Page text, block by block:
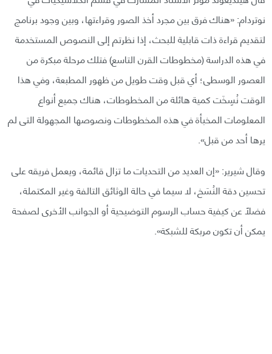
نوتردام: «هناك فرق بين مجرد أخذ الصور وقراءتها، وبين وجود برنامج
لتقديم قراءة ذات قابلية للبحث، إذا نظرتم إلى النصوص المستخدمة
في هذه الدراسة (مخطوطات القرن التاسع) فتلك مرحلة مبكرة من
العصور الوسطى؛ أي قبل وقت طويل من ظهور المطبعة، وفي هذا
الوقت نُسِخَت كمية هائلة من المخطوطات، هناك جميع أنواع
المعلومات المخبأة في هذه المخطوطات ونصوصها المجهولة التى لم
يرها أحد من قبل».
وقال شيرير: «إن العديد من التحديات ما تزال قائمة، ويعمل فريقه على
تحسين دقة النُسَخ، لا سيما في حالة الوثائق التالفة وغير المكتملة،
فضلًا عن كيفية حساب الرسوم التوضيحية أو الجوانب الأخرى لصفحة
يمكن أن تكون مربكة للشبكة».